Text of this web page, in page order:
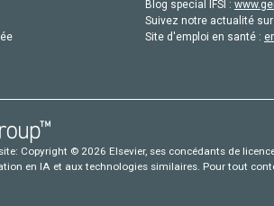
Blog special IFSI :
Suivez notre actualité
Site d'emploi en santé :
Copyright © 2026 Elsevier, ses concédants de
en IA et aux technologies similaires. Pour tout